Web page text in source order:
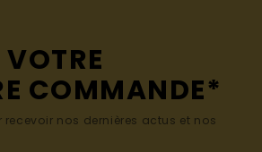
COMMANDE*
nos dernières actus et nos